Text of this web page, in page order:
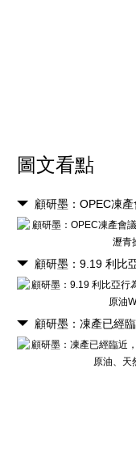
圖文看點
顧研墨：OPEC凍
現貨原油瀝青操作
顧研墨：9.19 利比
衡，現貨原油W形
顧研墨：凍產已經
9.19現貨原油、天